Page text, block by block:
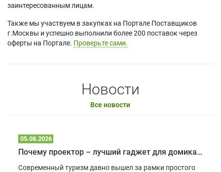
заинтересованным лицам.
Также мы участвуем в закупках на Портале Поставщиков
г.Москвы и успешно выполнили более 200 поставок через
оферты на Портале. Проверьте сами.
Новости
Все новости
05.08.2026
Почему проектор – лучший гаджет для домика в глэмпинге
Современный туризм давно вышел за рамки простого